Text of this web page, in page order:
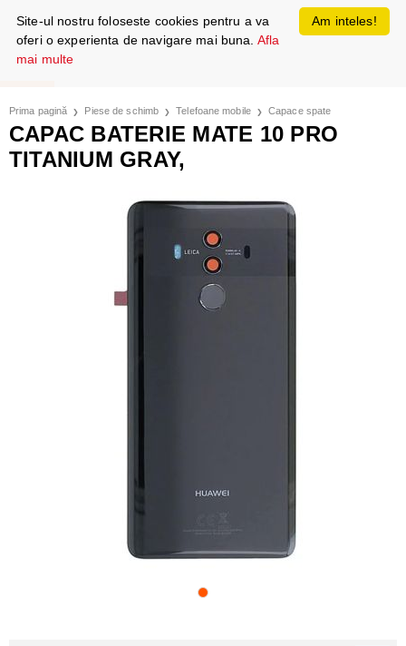
Prima pagină Piese de schimb Telefoane mobile Capace spate
CAPAC BATERIE MATE 10 PRO
TITANIUM GRAY,
Am inteles!
Site-ul nostru foloseste cookies pentru a va
oferi o experienta de navigare mai buna. Afla
mai multe